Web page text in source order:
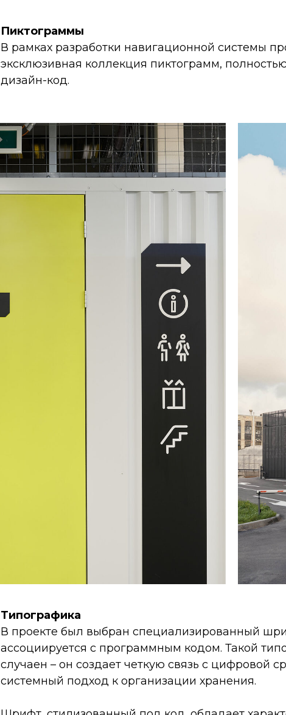
Пиктограммы
В рамках разработки навигационной системы
эксклюзивная коллекция пиктограмм,
дизайн-код.
Типографика
В проекте был выбран специализированный
ассоциируется с программным кодом. Такой
случаен – он создает четкую связь с цифровой
системный подход к организации хранения.